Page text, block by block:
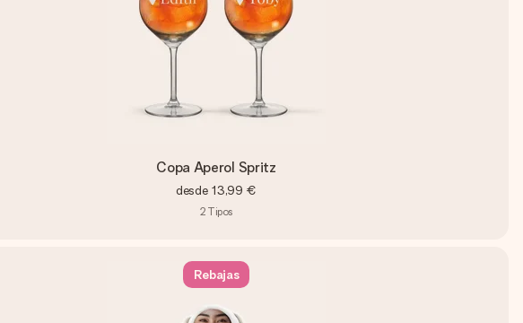
Copa Aperol Spritz
desde 13,99 €
2 Tipos
Rebajas